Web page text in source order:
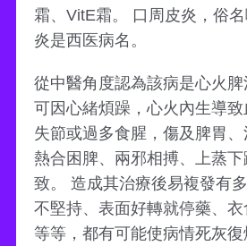
霜、VitE霜。 口周皮炎，俗
炎是西医病名。
從中醫角度認為該病是心火脾
可因心緒煩躁，心火內生導
失節或過多食腥，傷及脾胃
熱合困脾、兩邪相搏、上蒸
致。 造成其治療後易複發有
不堅持、表面好轉就停藥、
等等，都有可能使病情死灰